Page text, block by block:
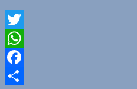
Twitter
WhatsApp
Facebook